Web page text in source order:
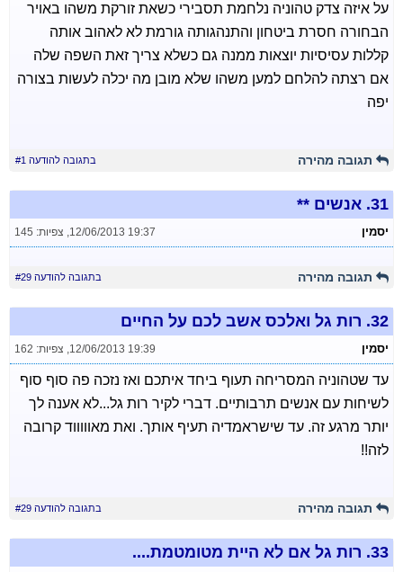
על איזה צדק טהוניה נלחמת תסבירי כשאת זורקת משהו באויר
הבחורה חסרת ביטחון והתנהגותה גורמת לא לאהוב אותה
קללות עסיסיות יוצאות ממנה גם כשלא צריך זאת השפה שלה
אם רצתה להלחם למען משהו שלא מובן מה יכלה לעשות בצורה
יפה
תגובה מהירה בתגובה להודעה #1
31. אנשים **
יסמין 12/06/2013 19:37
, צפיות: 145
תגובה מהירה בתגובה להודעה #29
32. רות גל ואלכס אשב לכם על החיים
יסמין 12/06/2013 19:39
, צפיות: 162
עד שטהוניה המסריחה תעוף ביחד איתכם ואז נזכה פה סוף סוף
לשיחות עם אנשים תרבותיים. דברי לקיר רות גל...לא אענה לך
יותר מרגע זה. עד שישראמדיה תעיף אותך. ואת מאוווווד קרובה
לזה!!
תגובה מהירה בתגובה להודעה #29
33. רות גל אם לא היית מטומטמת....